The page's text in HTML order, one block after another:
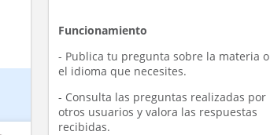
Funcionamiento
- Publica tu pregunta sobre la materia o
el idioma que necesites.
- Consulta las preguntas realizadas por
otros usuarios y valora las respuestas
recibidas.